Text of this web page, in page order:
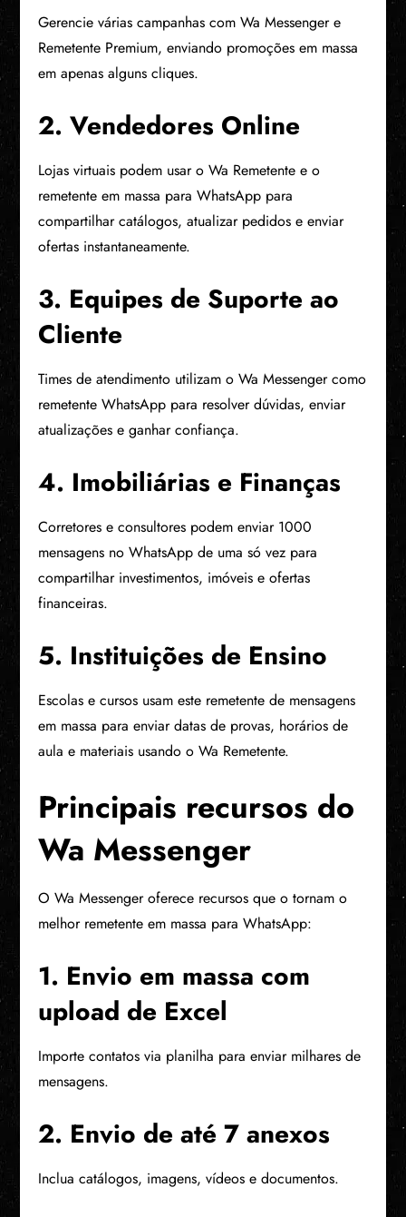
Gerencie várias campanhas com Wa Messenger e
Remetente Premium, enviando promoções em massa
em apenas alguns cliques.
2. Vendedores Online
Lojas virtuais podem usar o Wa Remetente e o
remetente em massa para WhatsApp para
compartilhar catálogos, atualizar pedidos e enviar
ofertas instantaneamente.
3. Equipes de Suporte ao
Cliente
Times de atendimento utilizam o Wa Messenger como
remetente WhatsApp para resolver dúvidas, enviar
atualizações e ganhar confiança.
4. Imobiliárias e Finanças
Corretores e consultores podem enviar 1000
mensagens no WhatsApp de uma só vez para
compartilhar investimentos, imóveis e ofertas
financeiras.
5. Instituições de Ensino
Escolas e cursos usam este remetente de mensagens
em massa para enviar datas de provas, horários de
aula e materiais usando o Wa Remetente.
Principais recursos do
Wa Messenger
O Wa Messenger oferece recursos que o tornam o
melhor remetente em massa para WhatsApp:
1. Envio em massa com
upload de Excel
Importe contatos via planilha para enviar milhares de
mensagens.
2. Envio de até 7 anexos
Inclua catálogos, imagens, vídeos e documentos.